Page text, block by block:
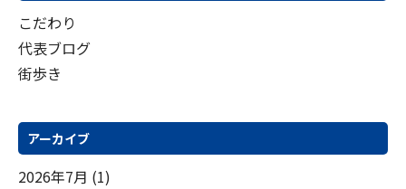
こだわり
代表ブログ
街歩き
アーカイブ
2026年7月 (1)